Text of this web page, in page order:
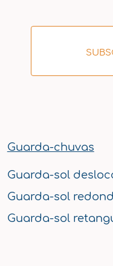
Guarda-chuvas
Guarda-sol
Guarda-sol
Guarda-sol